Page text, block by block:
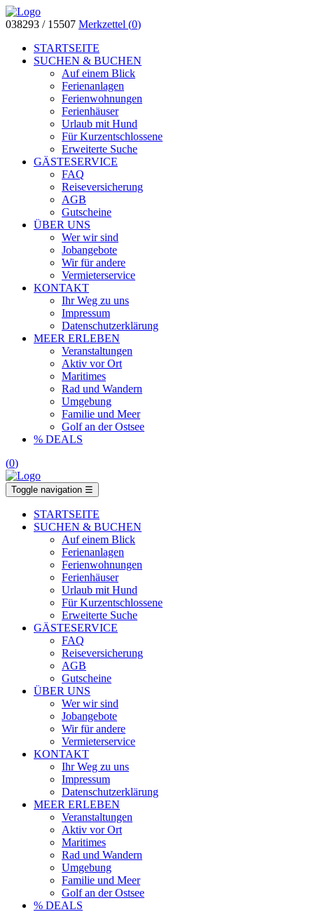
038293 / 15507 Merkzettel (0)
STARTSEITE
SUCHEN & BUCHEN
Auf einem Blick
Ferienanlagen
Ferienwohnungen
Ferienhäuser
Urlaub mit Hund
Für Kurzentschlossene
Erweiterte Suche
GÄSTESERVICE
FAQ
Reiseversicherung
AGB
Gutscheine
ÜBER UNS
Wer wir sind
Jobangebote
Wir für andere
Vermieterservice
KONTAKT
Ihr Weg zu uns
Impressum
Datenschutzerklärung
MEER ERLEBEN
Veranstaltungen
Aktiv vor Ort
Maritimes
Rad und Wandern
Umgebung
Familie und Meer
Golf an der Ostsee
% DEALS
(0)
Toggle navigation ☰
STARTSEITE
SUCHEN & BUCHEN
Auf einem Blick
Ferienanlagen
Ferienwohnungen
Ferienhäuser
Urlaub mit Hund
Für Kurzentschlossene
Erweiterte Suche
GÄSTESERVICE
FAQ
Reiseversicherung
AGB
Gutscheine
ÜBER UNS
Wer wir sind
Jobangebote
Wir für andere
Vermieterservice
KONTAKT
Ihr Weg zu uns
Impressum
Datenschutzerklärung
MEER ERLEBEN
Veranstaltungen
Aktiv vor Ort
Maritimes
Rad und Wandern
Umgebung
Familie und Meer
Golf an der Ostsee
% DEALS